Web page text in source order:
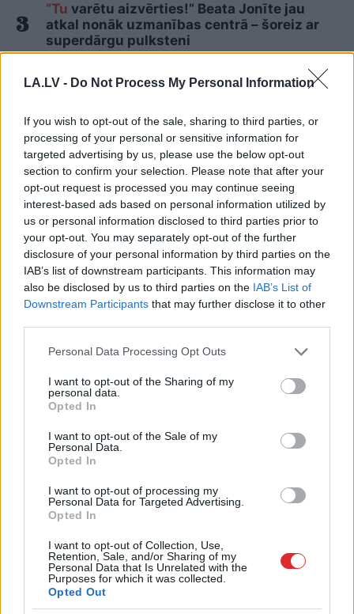
LA.LV - Do Not Process My Personal Information
If you wish to opt-out of the sale, sharing to third parties, or
processing of your personal or sensitive information for
targeted advertising by us, please use the below opt-out
section to confirm your selection. Please note that after your
opt-out request is processed you may continue seeing
interest-based ads based on personal information utilized by
us or personal information disclosed to third parties prior to
your opt-out. You may separately opt-out of the further
disclosure of your personal information by third parties on the
IAB’s list of downstream participants. This information may
also be disclosed by us to third parties on the IAB’s List of
Downstream Participants that may further disclose it to other
Please note that this website/app uses one or more Google
not limited to your visit or usage behaviour. You may click to
grant or deny consent to Google and its third-party tags to
use your data for below specified purposes in below Google
consent section.
Personal Data Processing Opt Outs
I want to opt-out of the Sharing of my
personal data.
Opted In
I want to opt-out of the Sale of my
Personal Data.
Opted In
I want to opt-out of processing my
Personal Data for Targeted Advertising.
Opted In
I want to opt-out of Collection, Use,
Retention, Sale, and/or Sharing of my
Personal Data that Is Unrelated with the
Purposes for which it was collected.
Opted Out
“Tu varētu aizvērties!” Beata Jonīte jau
atkal nonāk uzmanības centrā – šoreiz ar
superdārgu pulksteni
Nabaga cilvēks! “Pepco” veikalā kāds
noteikti nebūtu jādzird
“Manpat neomulīgi palika!” Sēņotāja
mežā uziet ļoti biedējošu vietu 5
daudz melu…” Modris Konovalovs
atklāj, ko ekspertīzē konstatēja nošauto
suņu kuņģos
2
Lasīt citas ziņas
“Mannebija tās mātes
jūtas…” Elīna Didrihsone
atklāti par laiku pēc dēla